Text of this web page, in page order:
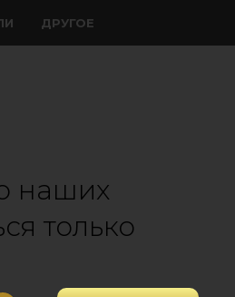
ДРУГОЕ
наших
только